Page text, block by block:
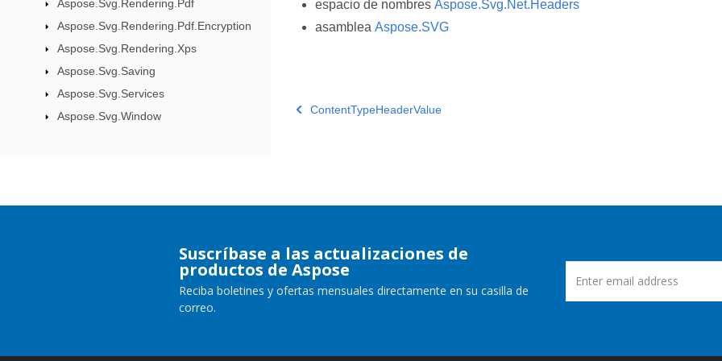
Aspose.Svg.Rendering.Pdf
Aspose.Svg.Rendering.Pdf.Encryption
Aspose.Svg.Rendering.Xps
Aspose.Svg.Saving
Aspose.Svg.Services
Aspose.Svg.Window
espacio de nombres Aspose.Svg.Net.Headers
asamblea Aspose.SVG
ContentTypeHeaderValue
Suscríbase a las actualizaciones de
productos de Aspose
Reciba boletines y ofertas mensuales directamente en su casilla de
correo.